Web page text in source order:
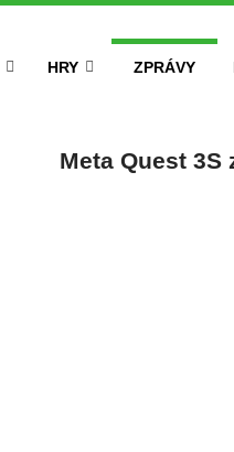
HRY ZPRÁVY
Meta Quest